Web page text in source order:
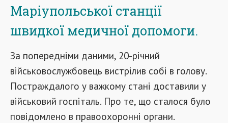
Маріупольської станції
швидкої медичної допомоги.
За попередніми даними, 20-річний
військовослужбовець вистрілив собі в голову.
Постраждалого у важкому стані доставили у
військовий госпіталь. Про те, що сталося було
повідомлено в правоохоронні органи.